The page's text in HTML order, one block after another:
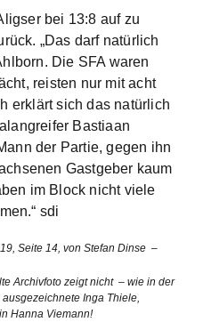
bei 13:8 auf zu
„Das darf natürlich
Die SFA waren
reisten nur mit acht
erklärt sich das natürlich
Bastiaan
der Partie, gegen ihn
Gastgeber kaum
im Block nicht viele
sdi
Seite 14, von Stefan Dinse –
Archivfoto zeigt nicht – wie in der
Inga Thiele,
Hanna Viemann!